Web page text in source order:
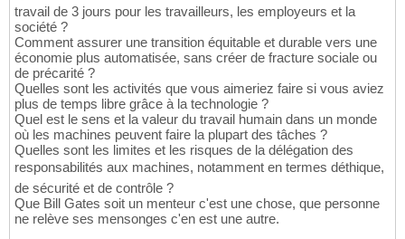
travail de 3 jours pour les travailleurs, les employeurs et la
société ?
Comment assurer une transition équitable et durable vers une
économie plus automatisée, sans créer de fracture sociale ou
de précarité ?
Quelles sont les activités que vous aimeriez faire si vous aviez
plus de temps libre grâce à la technologie ?
Quel est le sens et la valeur du travail humain dans un monde
où les machines peuvent faire la plupart des tâches ?
Quelles sont les limites et les risques de la délégation des
responsabilités aux machines, notamment en termes déthique,
de sécurité et de contrôle ?
Que Bill Gates soit un menteur c'est une chose, que personne
ne relève ses mensonges c'en est une autre.